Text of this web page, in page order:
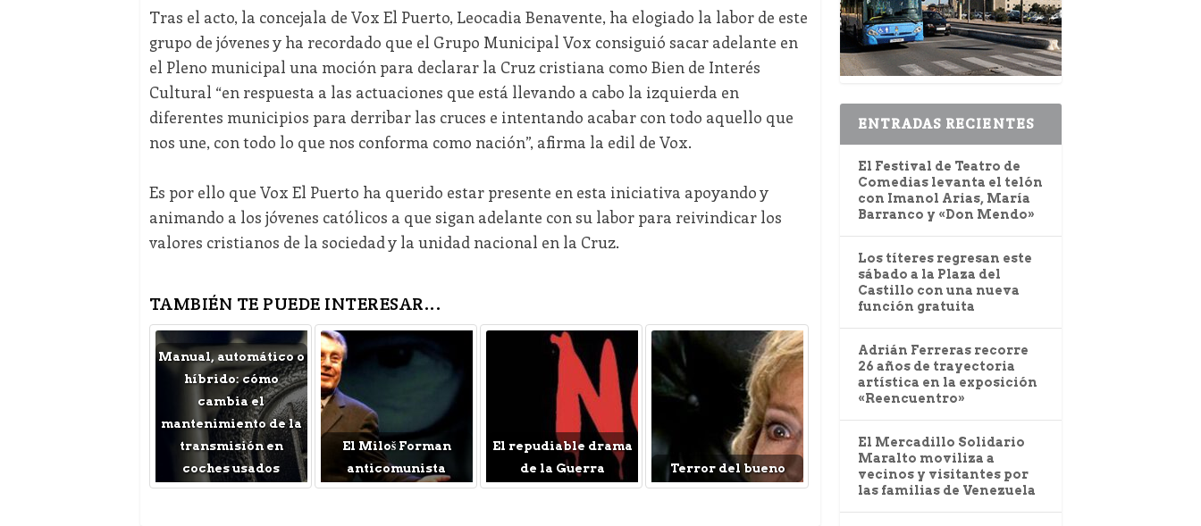
Tras el acto, la concejala de Vox El Puerto, Leocadia Benavente, ha elogiado la labor de este
grupo de jóvenes y ha recordado que el Grupo Municipal Vox consiguió sacar adelante en
el Pleno municipal una moción para declarar la Cruz cristiana como Bien de Interés
Cultural “en respuesta a las actuaciones que está llevando a cabo la izquierda en
diferentes municipios para derribar las cruces e intentando acabar con todo aquello que
nos une, con todo lo que nos conforma como nación”, afirma la edil de Vox.
Es por ello que Vox El Puerto ha querido estar presente en esta iniciativa apoyando y
animando a los jóvenes católicos a que sigan adelante con su labor para reivindicar los
valores cristianos de la sociedad y la unidad nacional en la Cruz.
TAMBIÉN TE PUEDE INTERESAR...
Manual, automático o
híbrido: cómo
cambia el
mantenimiento de la
transmisión en
coches usados
El Miloš Forman
anticomunista
El repudiable drama
de la Guerra
Terror del bueno
ENTRADAS RECIENTES
El Festival de Teatro de
Comedias levanta el telón
con Imanol Arias, María
Barranco y «Don Mendo»
Los títeres regresan este
sábado a la Plaza del
Castillo con una nueva
función gratuita
Adrián Ferreras recorre
26 años de trayectoria
artística en la exposición
«Reencuentro»
El Mercadillo Solidario
Maralto moviliza a
vecinos y visitantes por
las familias de Venezuela